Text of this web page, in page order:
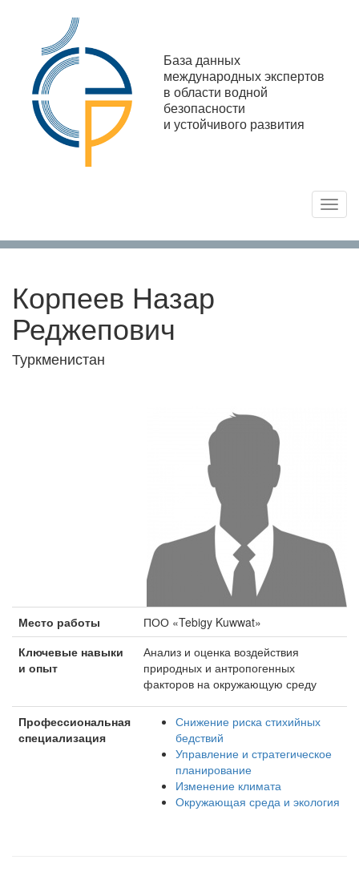
База данных
международных экспертов
в области водной
безопасности
и устойчивого развития
Корпеев Назар
Реджепович
Туркменистан
Место работы
ПОО «Tebigy Kuwwat»
Ключевые навыки
и опыт
Анализ и оценка воздействия
природных и антропогенных
факторов на окружающую среду
Профессиональная
специализация
Снижение риска стихийных
бедствий
Управление и стратегическое
планирование
Изменение климата
Окружающая среда и экология